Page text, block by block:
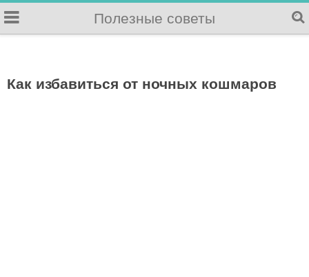
Полезные советы
Как избавиться от ночных кошмаров